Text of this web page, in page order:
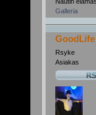
Galleria
GoodLife
Rsyke
Asiakas